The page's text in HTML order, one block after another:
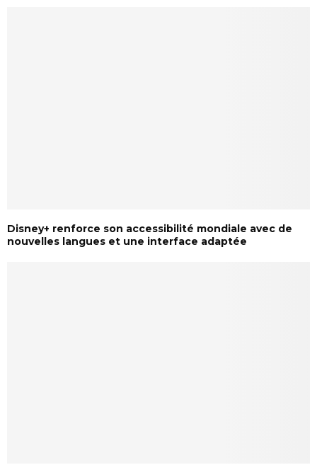
Disney+ renforce son accessibilité mondiale avec de
nouvelles langues et une interface adaptée